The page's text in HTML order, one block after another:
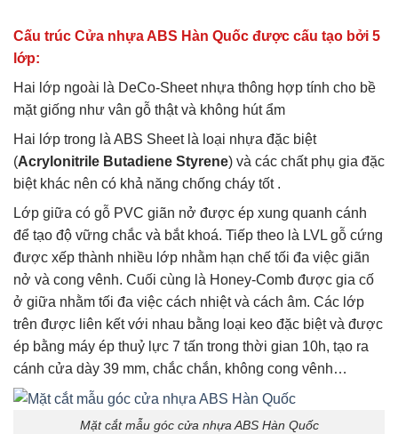
Cấu trúc Cửa nhựa ABS Hàn Quốc được cấu tạo bởi 5
lớp:
Hai lớp ngoài là DeCo-Sheet nhựa thông hợp tính cho bề
mặt giống như vân gỗ thật và không hút ẩm
Hai lớp trong là ABS Sheet là loại nhựa đặc biệt
(Acrylonitrile Butadiene Styrene) và các chất phụ gia đặc
biệt khác nên có khả năng chống cháy tốt .
Lớp giữa có gỗ PVC giãn nở được ép xung quanh cánh
để tạo độ vững chắc và bắt khoá. Tiếp theo là LVL gỗ cứng
được xếp thành nhiều lớp nhằm hạn chế tối đa việc giãn
nở và cong vênh. Cuối cùng là Honey-Comb được gia cố
ở giữa nhằm tối đa việc cách nhiệt và cách âm. Các lớp
trên được liên kết với nhau bằng loại keo đặc biệt và được
ép bằng máy ép thuỷ lực 7 tấn trong thời gian 10h, tạo ra
cánh cửa dày 39 mm, chắc chắn, không cong vênh…
Mặt cắt mẫu góc cửa nhựa ABS Hàn Quốc